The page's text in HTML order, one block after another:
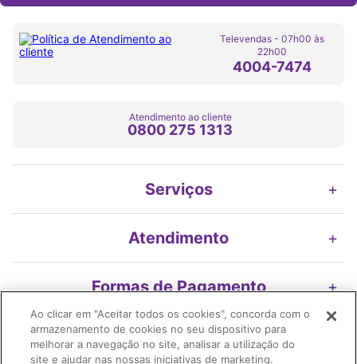
Televendas - 07h00 às
22h00
4004-7474
Atendimento ao cliente
0800 275 1313
Serviços +
Atendimento +
Formas de Pagamento +
Nossos Selos
Ao clicar em "Aceitar todos os cookies", concorda com o
armazenamento de cookies no seu dispositivo para
melhorar a navegação no site, analisar a utilização do
site e ajudar nas nossas iniciativas de marketing.